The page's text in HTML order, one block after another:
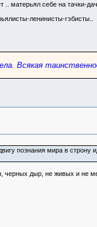
матерьял себе на тачки-
ленинисты-гэбисты..
Всякая
познания мира в
дыр, не живых и не